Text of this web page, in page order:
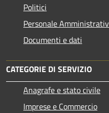
Politici
Personale
Documenti e dati
CATEGORIE DI SERVIZIO
Anagrafe e stato civile
Imprese e Commercio